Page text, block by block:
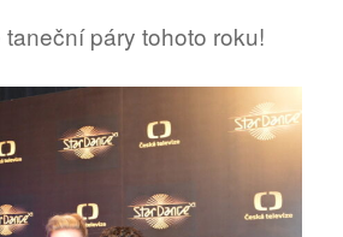
páry tohoto roku!